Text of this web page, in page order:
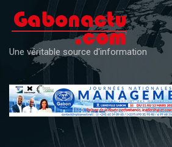
content
Une véritable source d'information